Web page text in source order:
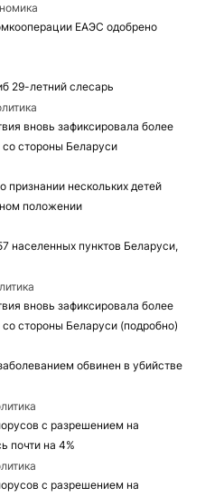
ЕАЭС одобрено
29-летний слесарь
вновь зафиксировала более
стороны Беларуси
признании нескольких детей
положении
населенных пунктов Беларуси,
вновь зафиксировала более
стороны Беларуси (подробно)
обвинен в убийстве
с разрешением на
почти на 4%
с разрешением на